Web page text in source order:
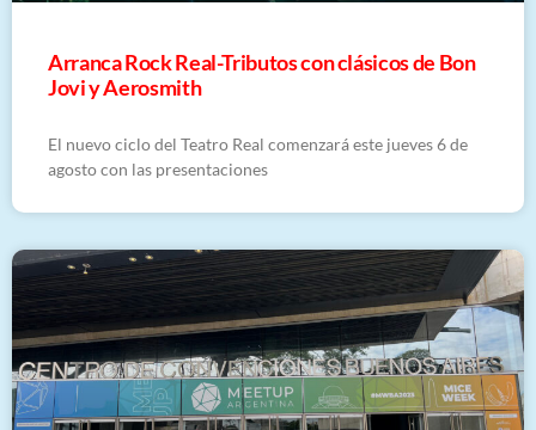
Arranca Rock Real-Tributos con clásicos de Bon
Jovi y Aerosmith
El nuevo ciclo del Teatro Real comenzará este jueves 6 de
agosto con las presentaciones